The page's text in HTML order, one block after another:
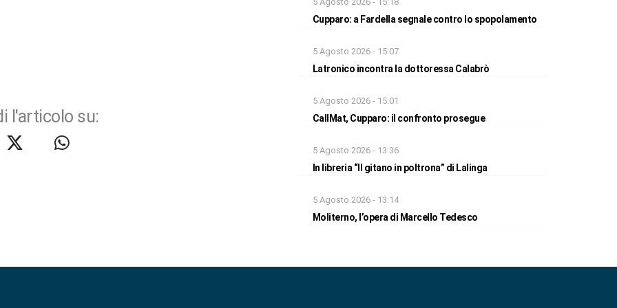
l'articolo su:
Cupparo: a Fardella segnale contro lo spopolamento
5 Agosto 2026 - 15:07
Latronico incontra la dottoressa Calabrò
5 Agosto 2026 - 15:01
CallMat, Cupparo: il confronto prosegue
5 Agosto 2026 - 13:36
In libreria “Il gitano in poltrona” di Lalinga
5 Agosto 2026 - 13:14
Moliterno, l’opera di Marcello Tedesco